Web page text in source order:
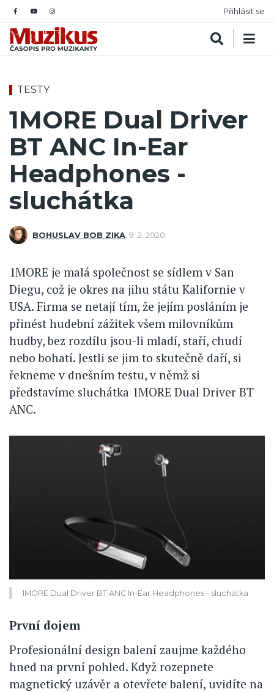
Přihlásit se
TESTY
1MORE Dual Driver
BT ANC In-Ear
Headphones -
sluchátka
BOHUSLAV BOB ZIKA 9. 2. 2020
1MORE je malá společnost se sídlem v San
Diegu, což je okres na jihu státu Kalifornie v
USA. Firma se netají tím, že jejím posláním je
přinést hudební zážitek všem milovníkům
hudby, bez rozdílu jsou-li mladí, staří, chudí
nebo bohatí. Jestli se jim to skutečně daří, si
řekneme v dnešním testu, v němž si
představíme sluchátka 1MORE Dual Driver BT
ANC.
1MORE Dual Driver BT ANC In-Ear Headphones - sluchátka
První dojem
Profesionální design balení zaujme každého
hned na první pohled. Když rozepnete
magnetický uzávěr a otevřete balení, uvidíte na